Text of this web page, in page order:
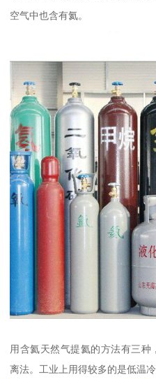
空气中也含有氦。
用含氦天然气提氦的方法有三
离法。工业上用得较多的是低温